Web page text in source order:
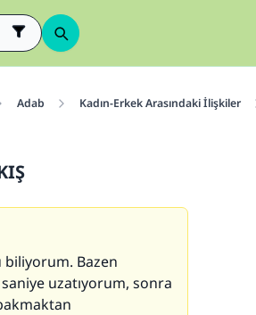
Adab Kadın-Erkek Arasındaki İlişkiler
biliyorum. Bazen
uzatıyorum, sonra